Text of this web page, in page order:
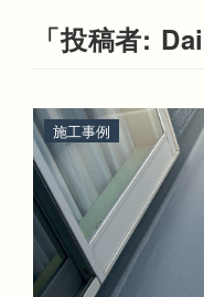
「投稿者:
施工事例